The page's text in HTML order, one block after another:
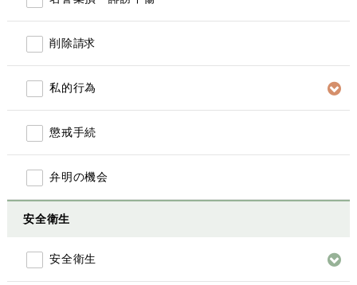
削除請求
私的行為
懲戒手続
弁明の機会
安全衛生
安全衛生